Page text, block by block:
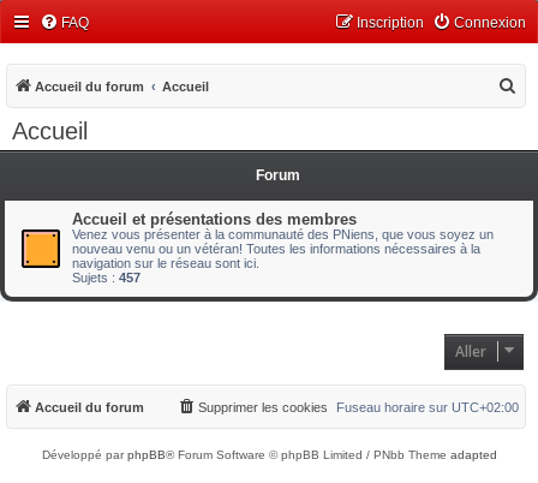
FAQ Connexion
Inscription
Accueil du forum Accueil
e
Accueil
Forum
Accueil et présentations des membres
Venez vous présenter à la communauté des PNiens, que vous soyez un
nouveau venu ou un vétéran! Toutes les informations nécessaires à la
navigation sur le réseau sont ici.
Sujets : 457
Aller
Accueil du forum Fuseau horaire sur UTC+02:00
Supprimer les cookies
Développé parphpBB® Forum Software © phpBB Limited / PNbb Theme adapted